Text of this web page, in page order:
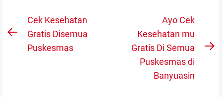
Navigasi
pos
Previous
Cek Kesehatan
Gratis Disemua
Puskesmas
Ayo Cek
Kesehatan mu
Gratis Di Semua
Puskesmas di
Banyuasin